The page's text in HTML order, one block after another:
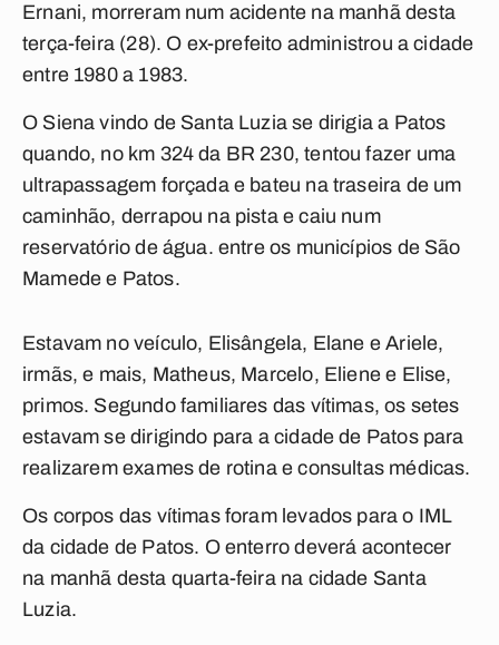
Ernani, morreram num acidente na manhã desta
terça-feira (28). O ex-prefeito administrou a cidade
entre 1980 a 1983.
O Siena vindo de Santa Luzia se dirigia a Patos
quando, no km 324 da BR 230, tentou fazer uma
ultrapassagem forçada e bateu na traseira de um
caminhão, derrapou na pista e caiu num
reservatório de água. entre os municípios de São
Mamede e Patos.
Estavam no veículo, Elisângela, Elane e Ariele,
irmãs, e mais, Matheus, Marcelo, Eliene e Elise,
primos. Segundo familiares das vítimas, os setes
estavam se dirigindo para a cidade de Patos para
realizarem exames de rotina e consultas médicas.
Os corpos das vítimas foram levados para o IML
da cidade de Patos. O enterro deverá acontecer
na manhã desta quarta-feira na cidade Santa
Luzia.